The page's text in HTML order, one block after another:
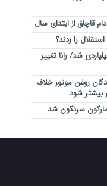
را زدند؟
شد/ رانا تغییر
روغن موتور خلاف
بیشتر شود
سرنگون شد